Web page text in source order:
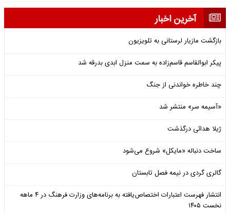
آخرین اخبار
بازگشت مازیار لرستانی به تلویزیون
پیکر ابوالقاسم قاسم‌زاده به سمت منزل ابدی بدرقه شد
چند خاطره خواندنی از جنگ
«آسیمه سر» منتشر شد
ژیلا هدائی درگذشت
ساخت دنباله «مایکل» شروع می‌شود
گالری گردی در نیمه فصل تابستان
انتشار فهرست اعتبارات اختصاص‌یافته به برنامه‌های وزارت فرهنگ در ۴ ماهه
نخست ۱۴۰۵